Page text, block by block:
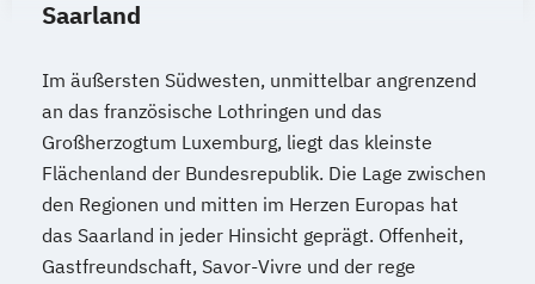
Saarland
Im äußersten Südwesten, unmittelbar angrenzend
an das französische Lothringen und das
Großherzogtum Luxemburg, liegt das kleinste
Flächenland der Bundesrepublik. Die Lage zwischen
den Regionen und mitten im Herzen Europas hat
das Saarland in jeder Hinsicht geprägt. Offenheit,
Gastfreundschaft, Savor-Vivre und der rege